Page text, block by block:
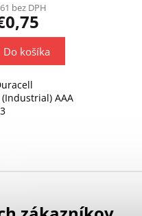
bez DPH
Do košíka
(Industrial) AAA